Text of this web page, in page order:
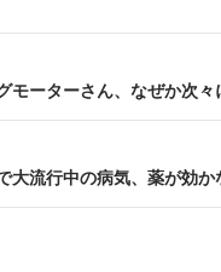
ゲーション
モーターさん、なぜか次
大流行中の病気、薬が効か